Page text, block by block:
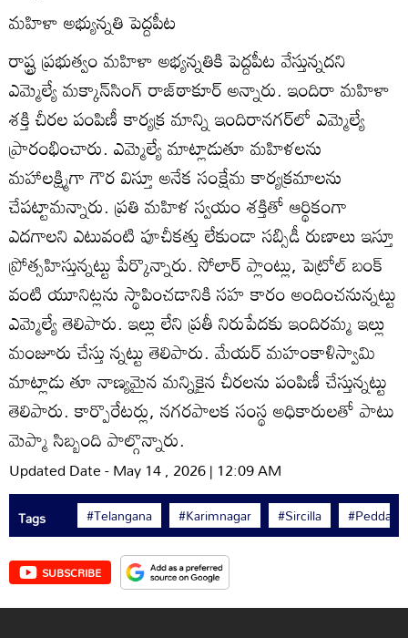
మహిళా అభ్యున్నతి పెద్దపీట
రాష్ట్ర ప్రభుత్వం మహిళా అభ్యన్నతికి పెద్దపీట వేస్తున్నదని
ఎమ్మెల్యే మక్కాన్‌సింగ్‌ రాజ్‌ఠాకూర్‌ అన్నారు. ఇందిరా మహిళా
శక్తి చీరల పంపిణీ కార్యక్ర మాన్ని ఇందిరానగర్‌లో ఎమ్మెల్యే
ప్రారంభించారు. ఎమ్మెల్యే మాట్లాడుతూ మహిళలను
మహాలక్ష్మిగా గౌర విస్తూ అనేక సంక్షేమ కార్యక్రమాలను
చేపట్టామన్నారు. ప్రతి మహిళ స్వయం శక్తితో ఆర్థికంగా
ఎదగాలని ఎటువంటి పూచీకత్తు లేకుండా సబ్సిడీ రుణాలు ఇస్తూ
ప్రోత్సహిస్తున్నట్టు పేర్కొన్నారు. సోలార్‌ ప్లాంట్లు, పెట్రోల్‌ బంక్‌
వంటి యూనిట్లను స్థాపించడానికి సహ కారం అందించనున్నట్టు
ఎమ్మెల్యే తెలిపారు. ఇల్లు లేని ప్రతీ నిరుపేదకు ఇందిరమ్మ ఇల్లు
మంజూరు చేస్తు న్నట్టు తెలిపారు. మేయర్‌ మహంకాళిస్వామి
మాట్లాడు తూ నాణ్యమైన మన్నికైన చీరలను పంపిణీ చేస్తున్నట్టు
తెలిపారు. కార్పొరేటర్లు, నగరపాలక సంస్థ అధికారులతో పాటు
మెప్మా సిబ్బంది పాల్గొన్నారు.
Updated Date - May 14 , 2026 | 12:09 AM
Tags #Telangana #Karimnagar #Sircilla
SUBSCRIBE